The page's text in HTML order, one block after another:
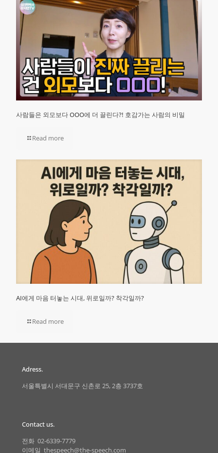
사람들은 외모보다 OOO에 더 끌린다?! 호감가는 사람의 비밀
Read more
AI에게 마음 터놓는 시대, 위로일까? 착각일까?
Read more
Adress.
서울특별시 서대문구 신촌로 25, 2층 3737호
Contact us.
전화 02-6339-7779
이메일 thespeech@the-speech.com